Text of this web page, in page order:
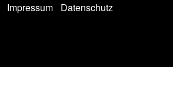
Impressum
Datenschutz